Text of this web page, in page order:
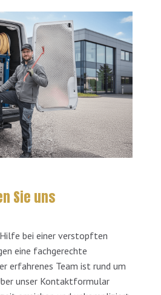
Sie uns
bei einer verstopften
eine fachgerechte
erfahrenes Team ist rund um
unser Kontaktformular